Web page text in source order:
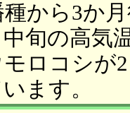
種から3か
旬の高気
ロコシが
ます。